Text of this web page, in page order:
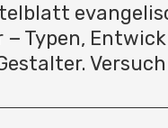
− Typen,